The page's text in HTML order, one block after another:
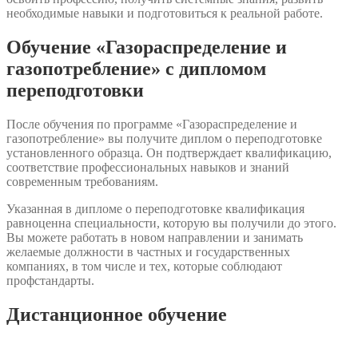
необходимые навыки и подготовиться к реальной работе.
Обучение «Газораспределение и
газопотребление» с дипломом
переподготовки
После обучения по программе «Газораспределение и
газопотребление» вы получите диплом о переподготовке
установленного образца. Он подтверждает квалификацию,
соответствие профессиональных навыков и знаний
современным требованиям.
Указанная в дипломе о переподготовке квалификация
равноценна специальности, которую вы получили до этого.
Вы можете работать в новом направлении и занимать
желаемые должности в частных и государственных
компаниях, в том числе и тех, которые соблюдают
профстандарты.
Дистанционное обучение